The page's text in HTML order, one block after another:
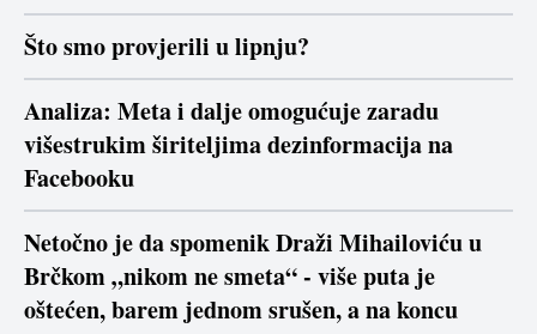
Što smo provjerili u lipnju?
Analiza: Meta i dalje omogućuje zaradu
višestrukim širiteljima dezinformacija na
Facebooku
Netočno je da spomenik Draži Mihailoviću u
Brčkom „nikom ne smeta“ - više puta je
oštećen, barem jednom srušen, a na koncu